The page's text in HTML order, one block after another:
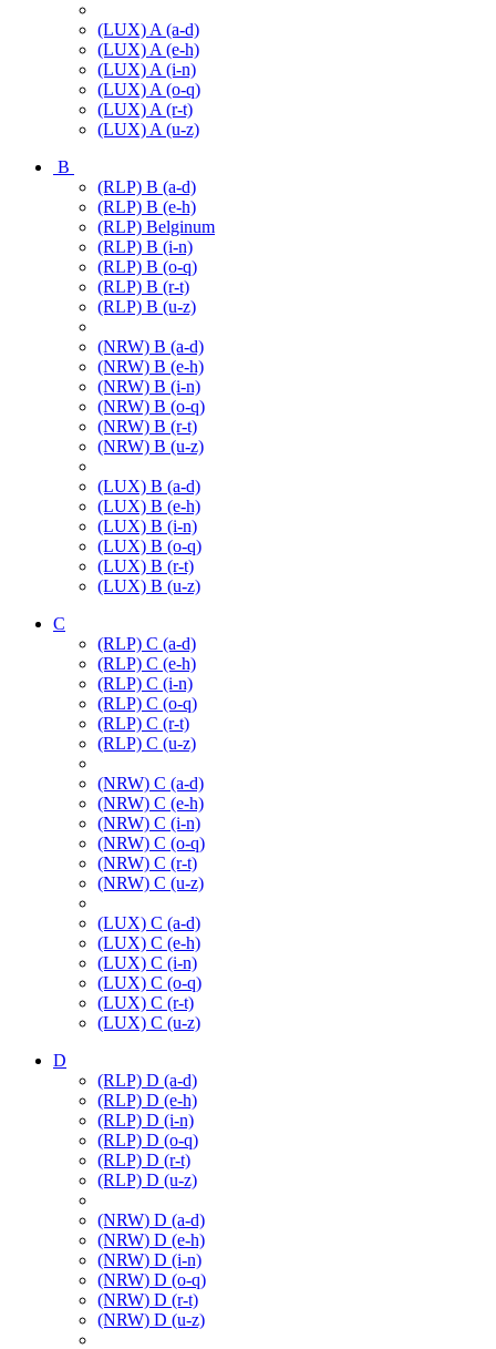
(LUX) A (a-d)
(LUX) A (e-h)
(LUX) A (i-n)
(LUX) A (o-q)
(LUX) A (r-t)
(LUX) A (u-z)
B
(RLP) B (a-d)
(RLP) B (e-h)
(RLP) Belginum
(RLP) B (i-n)
(RLP) B (o-q)
(RLP) B (r-t)
(RLP) B (u-z)
(NRW) B (a-d)
(NRW) B (e-h)
(NRW) B (i-n)
(NRW) B (o-q)
(NRW) B (r-t)
(NRW) B (u-z)
(LUX) B (a-d)
(LUX) B (e-h)
(LUX) B (i-n)
(LUX) B (o-q)
(LUX) B (r-t)
(LUX) B (u-z)
C
(RLP) C (a-d)
(RLP) C (e-h)
(RLP) C (i-n)
(RLP) C (o-q)
(RLP) C (r-t)
(RLP) C (u-z)
(NRW) C (a-d)
(NRW) C (e-h)
(NRW) C (i-n)
(NRW) C (o-q)
(NRW) C (r-t)
(NRW) C (u-z)
(LUX) C (a-d)
(LUX) C (e-h)
(LUX) C (i-n)
(LUX) C (o-q)
(LUX) C (r-t)
(LUX) C (u-z)
D
(RLP) D (a-d)
(RLP) D (e-h)
(RLP) D (i-n)
(RLP) D (o-q)
(RLP) D (r-t)
(RLP) D (u-z)
(NRW) D (a-d)
(NRW) D (e-h)
(NRW) D (i-n)
(NRW) D (o-q)
(NRW) D (r-t)
(NRW) D (u-z)